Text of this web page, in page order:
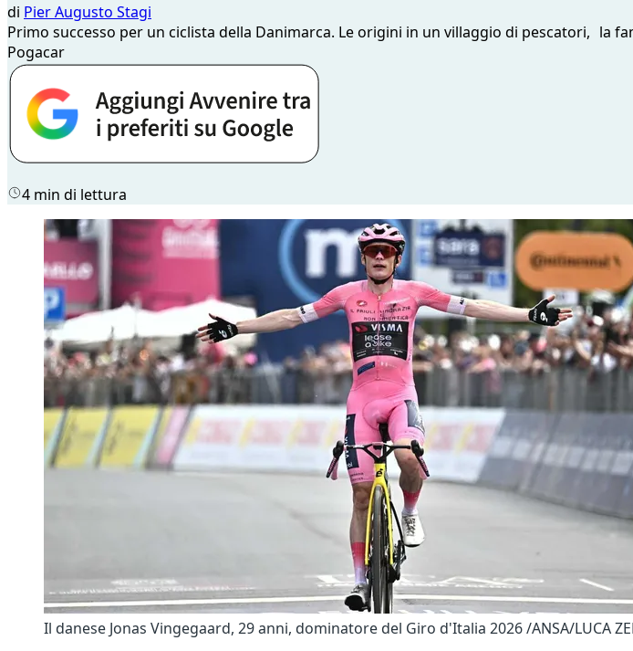
di Pier Augusto Stagi
Primo successo per un ciclista della Danimarca. Le origini in un villaggio di pescatori,
Pogacar
4 min di lettura
Il danese Jonas Vingegaard, 29 anni, dominatore del Giro d'Italia 2026 /ANSA/LUCA